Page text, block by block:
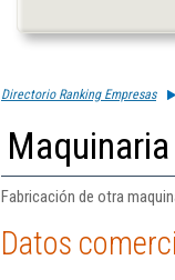
Directorio Ranking Empresas
Fabricación de otra
Datos